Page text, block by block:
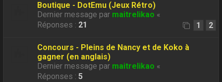
Boutique - DotEmu (Jeux Rétro)
Dernier message par maitrelikao «
Réponses : 21 1 2
Concours - Pleins de Nancy et de Koko à
gagner (en anglais)
Dernier message par maitrelikao «
Réponses :5